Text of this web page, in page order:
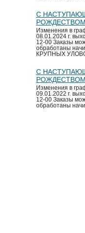
С
Изменения в
08.01.2024 г.
12-00 Заказы
обработаны
КРУПНЫХ
С
Изменения в
09.01.2022 г.
12-00 Заказы
обработаны